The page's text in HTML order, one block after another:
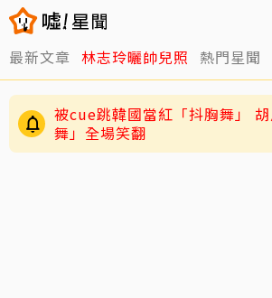
最新文章 林志玲曬帥兒照 熱門星聞
被cue跳韓國當紅「抖胸舞」 胡瓜變成「抖肚
舞」全場笑翻